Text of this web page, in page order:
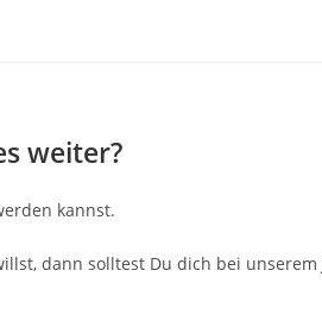
weiter?
kannst.
dann solltest Du dich bei unserem